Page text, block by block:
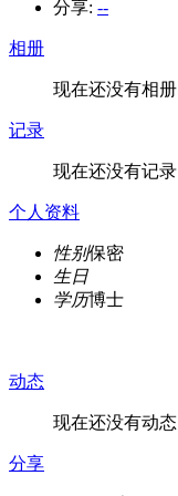
分享: --
相册
现在还没有相册
记录
现在还没有记录
个人资料
性别保密
生日
学历博士
动态
现在还没有动态
分享